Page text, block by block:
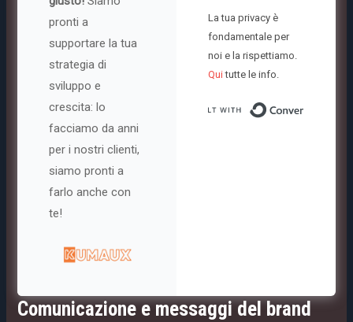
pronti a
supportare la tua
strategia di
sviluppo e
crescita: lo
facciamo da anni
per i nostri clienti,
siamo pronti a
farlo anche con
te!
La tua privacy è
fondamentale per
noi e la rispettiamo.
Quitutte le info.
Built with
Comunicazione e messaggi del brand